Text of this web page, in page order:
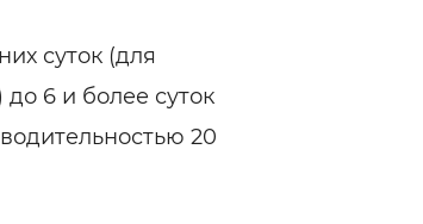
суток (для
6 и более суток
20